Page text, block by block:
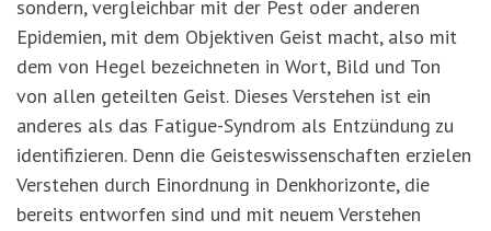
sondern, vergleichbar mit der Pest oder anderen
Epidemien, mit dem Objektiven Geist macht, also mit
dem von Hegel bezeichneten in Wort, Bild und Ton
von allen geteilten Geist. Dieses Verstehen ist ein
anderes als das Fatigue-Syndrom als Entzündung zu
identifizieren. Denn die Geisteswissenschaften erzielen
Verstehen durch Einordnung in Denkhorizonte, die
bereits entworfen sind und mit neuem Verstehen